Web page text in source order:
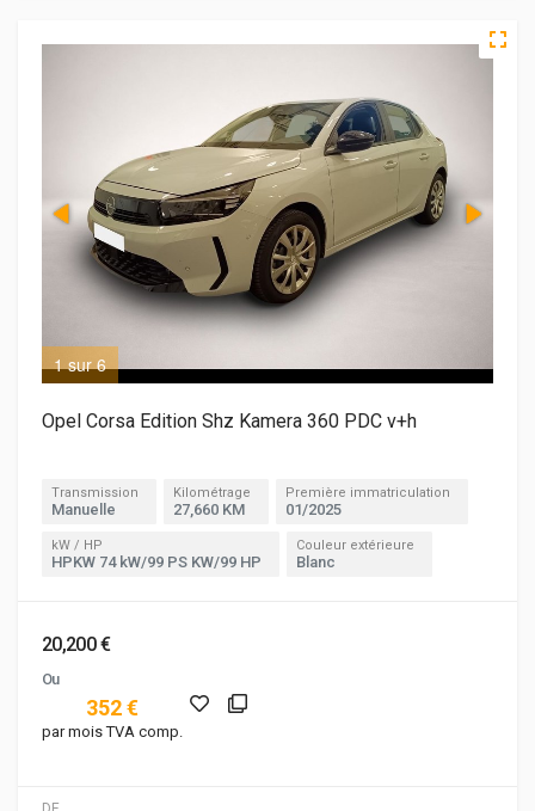
1 sur 6
Opel Corsa Edition Shz Kamera 360 PDC v+h
Transmission
Manuelle
Kilométrage
27,660 KM
Première immatriculation
01/2025
kW / HP
HPKW 74 kW/99 PS KW/99 HP
Couleur extérieure
Blanc
20,200 €
Ou
352 €
par mois TVA comp.